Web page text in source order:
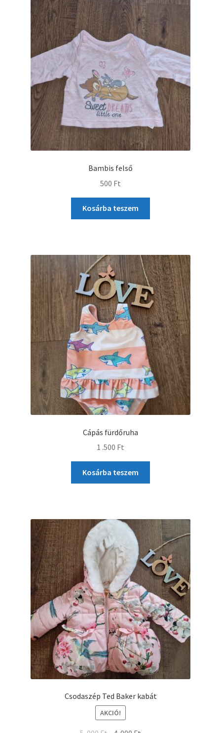
Bambis felső
500 Ft
Kosárba teszem
Cápás fürdőruha
1 .500 Ft
Kosárba teszem
Csodaszép Ted Baker kabát
AKCIÓ!